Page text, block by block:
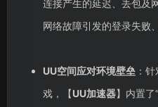
连接产生的延迟、丢包及
网络故障引发的登录失败
UU空间应对环境壁垒：针
戏，【UU加速器】内置了